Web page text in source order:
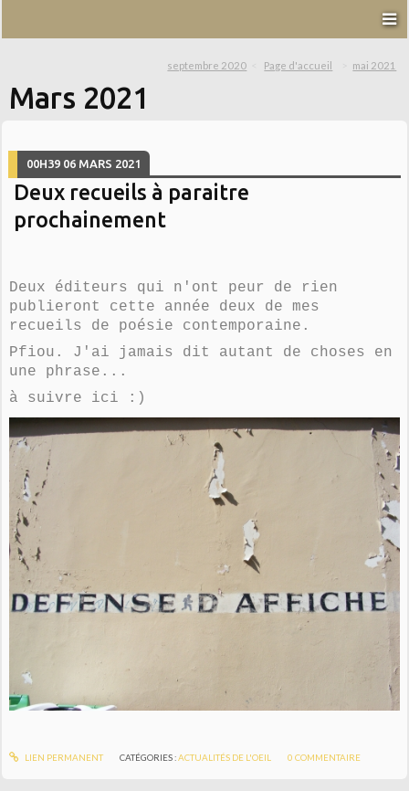
septembre 2020 Page d'accueil mai 2021
Mars 2021
00H39 06 MARS 2021
Deux recueils à paraitre
prochainement
Deux éditeurs qui n'ont peur de rien
publieront cette année deux de mes
recueils de poésie contemporaine.
Pfiou. J'ai jamais dit autant de choses en
une phrase...
à suivre ici :)
LIEN PERMANENT CATÉGORIES :ACTUALITÉS DE L'OEIL 0 COMMENTAIRE